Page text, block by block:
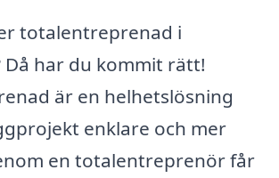
totalentreprenad i
Då har du kommit rätt!
är en helhetslösning
enklare och mer
en totalentreprenör får